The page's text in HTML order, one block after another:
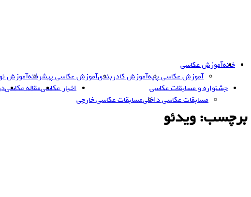
خانهآموزش عکاسی
آموزش عکاسی پایهآموزش کادربندیآموزش عکاسی پیشرفتهآموزش
جشنواره و مسابقات عکاسی
مسابقات عکاسی داخلیمسابقات عکاسی خارجی
اخبار عکاسیمقاله عکاسی
برچسب:ویدئو